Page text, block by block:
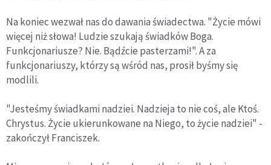
Na koniec wezwał nas do dawania świadectwa. "Życie mówi
więcej niż słowa! Ludzie szukają świadków Boga.
Funkcjonariusze? Nie. Bądźcie pasterzami!". A za
funkcjonariuszy, którzy są wśród nas, prosił byśmy się
modlili.
"Jesteśmy świadkami nadziei. Nadzieja to nie coś, ale Ktoś.
Chrystus. Życie ukierunkowane na Niego, to życie nadziei" -
zakończył Franciszek.